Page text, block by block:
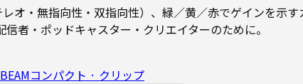
オ・無指向性・双指向性）、緑／黄／赤でゲインを示
者・ポッドキャスター・クリエイターのために。
コンパクト · クリップ